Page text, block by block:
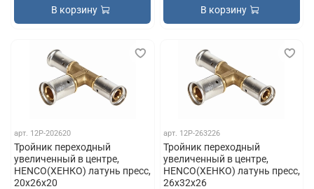
В корзину В корзину
арт. 12P-202620
Тройник переходный
увеличенный в центре,
HENCO(ХЕНКО) латунь пресс,
20x26x20
арт. 12P-263226
Тройник переходный
увеличенный в центре,
HENCO(ХЕНКО) латунь пресс,
26x32x26